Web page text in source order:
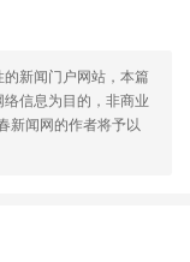
新闻门户网站，本篇
信息为目的，非商业
新闻网的作者将予以